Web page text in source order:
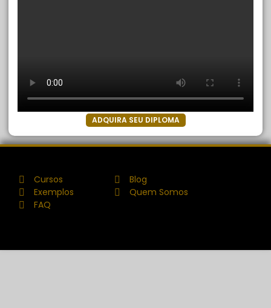
ADQUIRA SEU DIPLOMA
Cursos
Exemplos
FAQ
Blog
Quem Somos